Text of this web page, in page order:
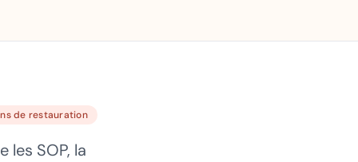
de restauration
les SOP, la